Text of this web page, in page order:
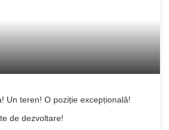
Un teren! O poziție excepțională!
de dezvoltare!